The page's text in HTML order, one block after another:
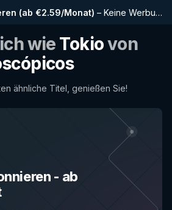
(ab €2.59/Monat) – Keine Werbung, längere Playlists, vollständiger Verlauf und Frühzugriff auf neue Funktionen
wie Tokiovon
ähnliche Titel, genießen Sie!
- ab